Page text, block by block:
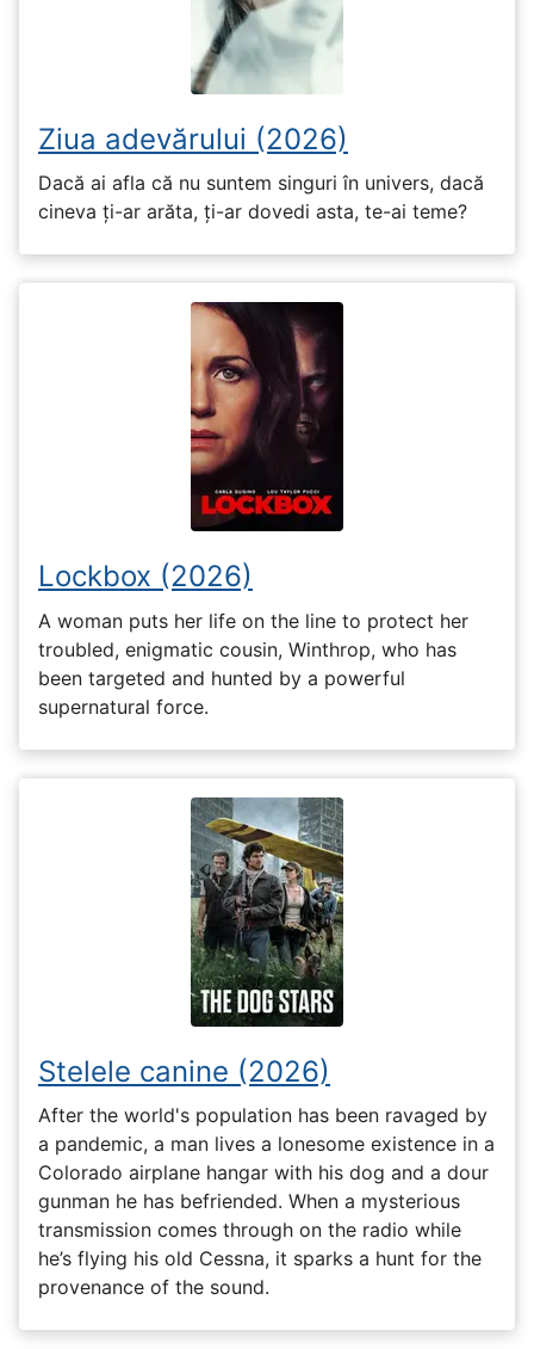
Ziua adevărului (2026)
Dacă ai afla că nu suntem singuri în univers, dacă
cineva ți-ar arăta, ți-ar dovedi asta, te-ai teme?
Lockbox (2026)
A woman puts her life on the line to protect her
troubled, enigmatic cousin, Winthrop, who has
been targeted and hunted by a powerful
supernatural force.
Stelele canine (2026)
After the world's population has been ravaged by
a pandemic, a man lives a lonesome existence in a
Colorado airplane hangar with his dog and a dour
gunman he has befriended. When a mysterious
transmission comes through on the radio while
he’s flying his old Cessna, it sparks a hunt for the
provenance of the sound.